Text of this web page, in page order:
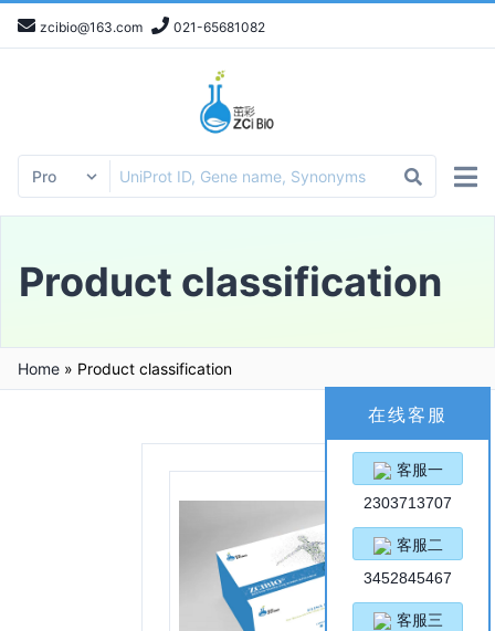
zcibio@163.com 021-65681082
Product classification
Home » Product classification
在线客服
客服一
2303713707
客服二
3452845467
客服三